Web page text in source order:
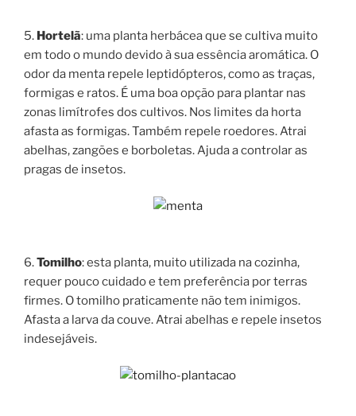
5. Hortelã: uma planta herbácea que se cultiva muito
em todo o mundo devido à sua essência aromática. O
odor da menta repele leptidópteros, como as traças,
formigas e ratos. É uma boa opção para plantar nas
zonas limítrofes dos cultivos. Nos limites da horta
afasta as formigas. Também repele roedores. Atrai
abelhas, zangões e borboletas. Ajuda a controlar as
pragas de insetos.
6.Tomilho: esta planta, muito utilizada na cozinha,
requer pouco cuidado e tem preferência por terras
firmes. O tomilho praticamente não tem inimigos.
Afasta a larva da couve. Atrai abelhas e repele insetos
indesejáveis.